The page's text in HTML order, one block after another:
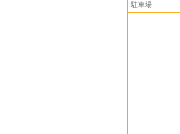
駐車場